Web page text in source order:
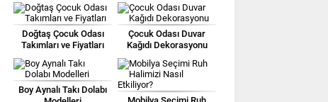
Doğtaş Çocuk Odası
Takımları ve Fiyatları
Çocuk Odası Duvar
Kağıdı Dekorasyonu
Boy Aynalı Takı Dolabı